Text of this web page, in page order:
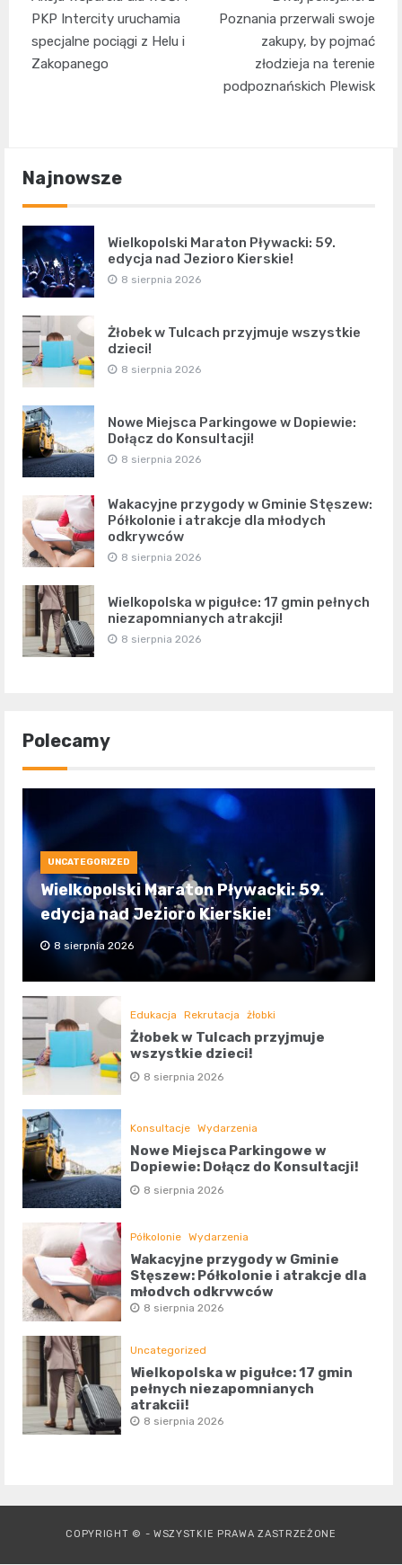
wpisu
PKP Intercity uruchamia
specjalne pociągi z Helu i
Zakopanego
Poznania przerwali swoje
zakupy, by pojmać
złodzieja na terenie
podpoznańskich Plewisk
Najnowsze
Wielkopolski Maraton Pływacki: 59.
edycja nad Jezioro Kierskie!
8 sierpnia 2026
Żłobek w Tulcach przyjmuje wszystkie
dzieci!
8 sierpnia 2026
Nowe Miejsca Parkingowe w Dopiewie:
Dołącz do Konsultacji!
8 sierpnia 2026
Wakacyjne przygody w Gminie Stęszew:
Półkolonie i atrakcje dla młodych
odkrywców
8 sierpnia 2026
Wielkopolska w pigułce: 17 gmin pełnych
niezapomnianych atrakcji!
8 sierpnia 2026
Polecamy
UNCATEGORIZED
Wielkopolski Maraton Pływacki: 59.
edycja nad Jezioro Kierskie!
8 sierpnia 2026
Edukacja Rekrutacja żłobki
Żłobek w Tulcach przyjmuje
wszystkie dzieci!
8 sierpnia 2026
Konsultacje Wydarzenia
Nowe Miejsca Parkingowe w
Dopiewie: Dołącz do Konsultacji!
8 sierpnia 2026
Półkolonie Wydarzenia
Wakacyjne przygody w Gminie
Stęszew: Półkolonie i atrakcje dla
młodych odkrywców
8 sierpnia 2026
Uncategorized
Wielkopolska w pigułce: 17 gmin
pełnych niezapomnianych
atrakcji!
8 sierpnia 2026
COPYRIGHT © - WSZYSTKIE PRAWA ZASTRZEŻONE